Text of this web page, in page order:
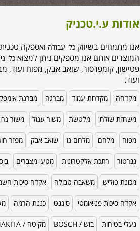
אודות ע.י.טכניק
אנו מתמחים בשיווקכלי עבודה ואספקה
המוצרים אותם אנו מספקים ניתן למצואכלי
פטישון, קומפרסור, שואב אבק, מפוח ועוד,
ועוד.
מקדחה מקדחת עמוד מברגה מברגת
משחזת שולחן מלטשת משור עגול משור
מפוח מלחם מלחם גז שואב אבק מפזר
גנרטור רתכת אלקטרונית מטען מצברים
מכונת פוליש משאבה טבולה אקדח סיכות
אקדח סיכות פניאומטי סיגנט כננת הרמה
נעלי בטיחות בוש / BOSCH מקיטה / MAKITA